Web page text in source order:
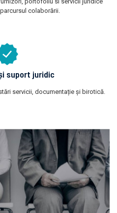
colaborării.
suport juridic
servicii, documentație și birotică.